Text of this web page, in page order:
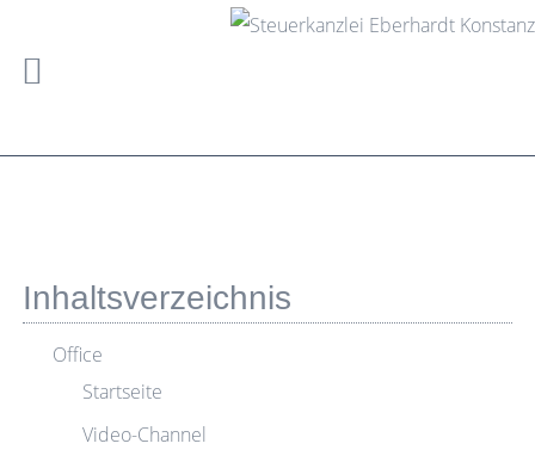
Inhaltsverzeichnis
Office
Startseite
Video-Channel